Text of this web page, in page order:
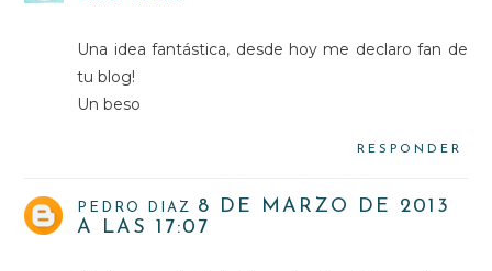
Una idea fantástica, desde hoy me declaro fan de
tu blog!
Un beso
RESPONDER
PEDRO DIAZ
8 DE MARZO DE 2013
A LAS 17:07